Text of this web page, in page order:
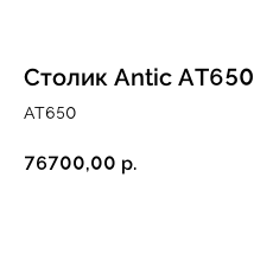
Столик Antic AT650
AT650
76700,00 р.